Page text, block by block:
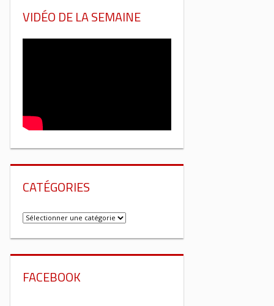
VIDÉO DE LA SEMAINE
CATÉGORIES
Catégories
FACEBOOK